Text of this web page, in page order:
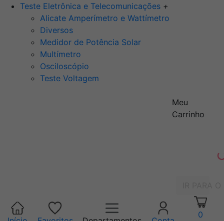
Teste Eletrônica e Telecomunicações +
Alicate Amperímetro e Wattímetro
Diversos
Medidor de Potência Solar
Multímetro
Osciloscópio
Teste Voltagem
Meu
Carrinho
0